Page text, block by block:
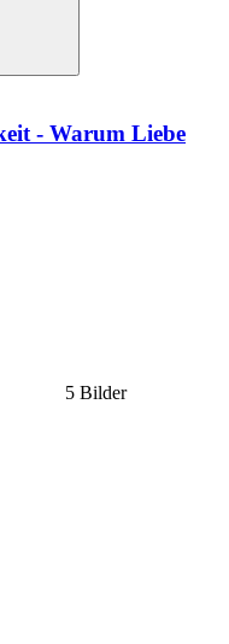
- Warum Liebe
5 Bilder